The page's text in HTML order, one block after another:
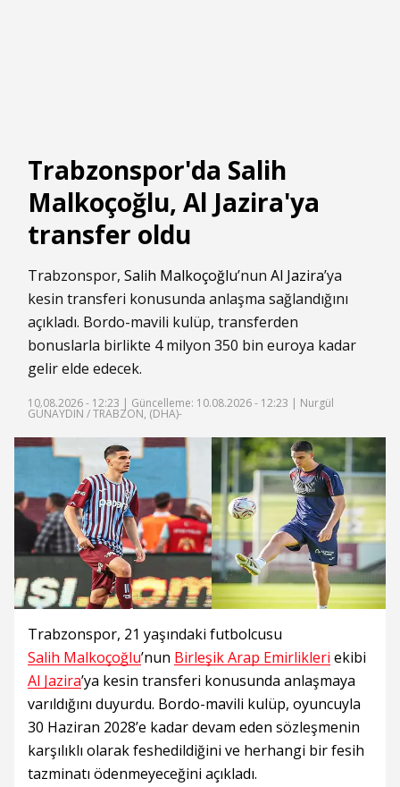
Trabzonspor'da Salih
Malkoçoğlu, Al Jazira'ya
transfer oldu
Trabzonspor, Salih Malkoçoğlu’nun Al Jazira’ya
kesin transferi konusunda anlaşma sağlandığını
açıkladı. Bordo-mavili kulüp, transferden
bonuslarla birlikte 4 milyon 350 bin euroya kadar
gelir elde edecek.
10.08.2026 - 12:23 | Güncelleme: 10.08.2026 - 12:23 | Nurgül
GÜNAYDIN / TRABZON, (DHA)-
Trabzonspor, 21 yaşındaki futbolcusu
Salih Malkoçoğlu’nun Birleşik Arap Emirlikleri ekibi
Al Jazira’ya kesin transferi konusunda anlaşmaya
varıldığını duyurdu. Bordo-mavili kulüp, oyuncuyla
30 Haziran 2028’e kadar devam eden sözleşmenin
karşılıklı olarak feshedildiğini ve herhangi bir fesih
tazminatı ödenmeyeceğini açıkladı.